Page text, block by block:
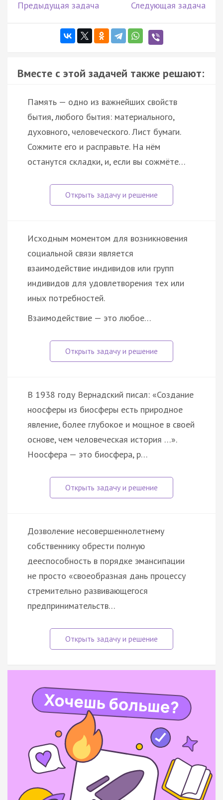
Предыдущая задача Следующая задача
Вместе с этой задачей также решают:
Память — одно из важнейших свойств
бытия, любого бытия: материального,
духовного, человеческого. Лист бумаги.
Сожмите его и расправьте. На нём
останутся складки, и, если вы сожмёте…
Исходным моментом для возникновения
социальной связи является
взаимодействие индивидов или групп
индивидов для удовлетворения тех или
иных потребностей.
Взаимодействие — это любое…
В 1938 году Вернадский писал: «Создание
ноосферы из биосферы есть природное
явление, более глубокое и мощное в своей
основе, чем человеческая история …».
Ноосфера — это биосфера, р…
Дозволение несовершеннолетнему
собственнику обрести полную
дееспособность в порядке эмансипации
не просто «своеобразная дань процессу
стремительно развивающегося
предпринимательств…